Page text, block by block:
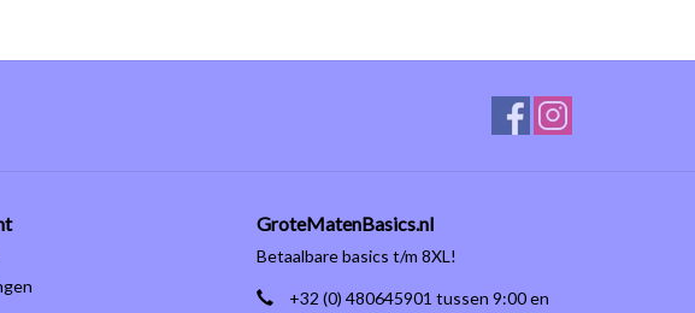
GroteMatenBasics.nl
Betaalbare basics t/m 8XL!
+32 (0) 480645901 tussen 9:00 en